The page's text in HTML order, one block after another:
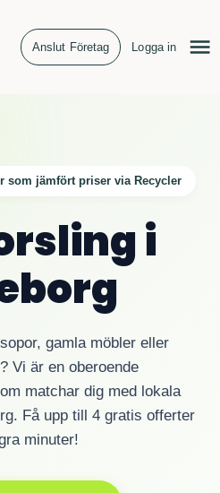
Anslut Företag Logga in
som jämfört priser via Recycler
i
gamla möbler eller
Vi är en oberoende
matchar dig med lokala
. Få upp till 4 gratis offerter
minuter!